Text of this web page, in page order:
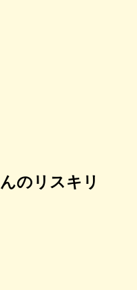
のリスキリ